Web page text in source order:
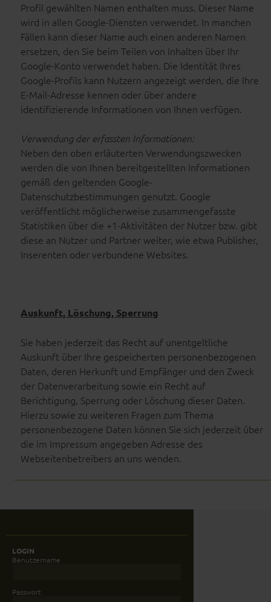
Profil gewählten Namen enthalten muss. Dieser Name
wird in allen Google-Diensten verwendet. In manchen
Fällen kann dieser Name auch einen anderen Namen
ersetzen, den Sie beim Teilen von Inhalten über Ihr
Google-Konto verwendet haben. Die Identität Ihres
Google-Profils kann Nutzern angezeigt werden, die Ihre
E-Mail-Adresse kennen oder über andere
identifizierende Informationen von Ihnen verfügen.
Verwendung der erfassten Informationen:
Neben den oben erläuterten Verwendungszwecken
werden die von Ihnen bereitgestellten Informationen
gemäß den geltenden Google-
Datenschutzbestimmungen genutzt. Google
veröffentlicht möglicherweise zusammengefasste
Statistiken über die +1-Aktivitäten der Nutzer bzw. gibt
diese an Nutzer und Partner weiter, wie etwa Publisher,
Inserenten oder verbundene Websites.
Auskunft, Löschung, Sperrung
Sie haben jederzeit das Recht auf unentgeltliche
Auskunft über Ihre gespeicherten personenbezogenen
Daten, deren Herkunft und Empfänger und den Zweck
der Datenverarbeitung sowie ein Recht auf
Berichtigung, Sperrung oder Löschung dieser Daten.
Hierzu sowie zu weiteren Fragen zum Thema
personenbezogene Daten können Sie sich jederzeit über
die im Impressum angegeben Adresse des
Webseitenbetreibers an uns wenden.
LOGIN
Benutzername
Passwort